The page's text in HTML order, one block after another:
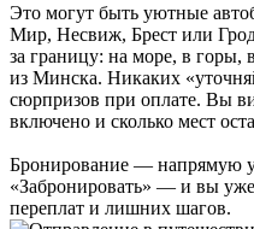
Это могут быть уютные
Мир, Несвиж, Брест или
за границу: на море, в
из Минска. Никаких
сюрпризов при оплате. Вы
включено и сколько мест
Бронирование — напрямую
«Забронировать» — и вы
переплат и лишних шагов.